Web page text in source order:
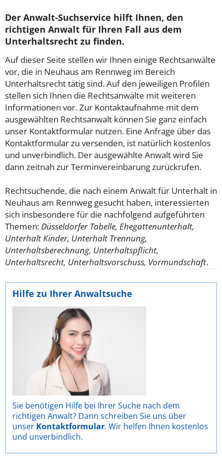
Der Anwalt-Suchservice hilft Ihnen, den
richtigen Anwalt für Ihren Fall aus dem
Unterhaltsrecht zu finden.
Auf dieser Seite stellen wir Ihnen einige Rechtsanwälte
vor, die in Neuhaus am Rennweg im Bereich
Unterhaltsrecht tätig sind. Auf den jeweiligen Profilen
stellen sich Ihnen die Rechtsanwälte mit weiteren
Informationen vor. Zur Kontaktaufnahme mit dem
ausgewählten Rechtsanwalt können Sie ganz einfach
unser Kontaktformular nutzen. Eine Anfrage über das
Kontaktformular zu versenden, ist natürlich kostenlos
und unverbindlich. Der ausgewählte Anwalt wird Sie
dann zeitnah zur Terminvereinbarung zurückrufen.
Rechtsuchende, die nach einem Anwalt für Unterhalt in
Neuhaus am Rennweg gesucht haben, interessierten
sich insbesondere für die nachfolgend aufgeführten
Themen:Düsseldorfer Tabelle, Ehegattenunterhalt,
Unterhalt Kinder, Unterhalt Trennung,
Unterhaltsberechnung, Unterhaltspflicht,
Unterhaltsrecht, Unterhaltsvorschuss, Vormundschaft.
Hilfe zu Ihrer Anwaltsuche
Sie benötigen Hilfe bei Ihrer Suche nach dem
richtigen Anwalt? Dann schreiben Sie uns über
unser Kontaktformular. Wir helfen Ihnen kostenlos
und unverbindlich.